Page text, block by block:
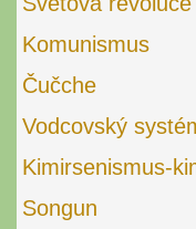
Komunismus
Čučche
Vodcovský
Kimirsenismus-
Songun